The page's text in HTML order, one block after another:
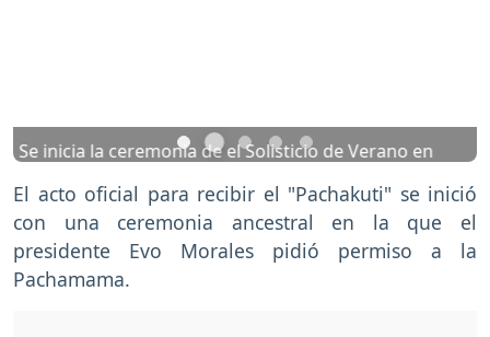
Se inicia la ceremonia de el Solisticio de Verano en
El acto oficial para recibir el "Pachakuti" se inició
con una ceremonia ancestral en la que el
presidente Evo Morales pidió permiso a la
Pachamama.